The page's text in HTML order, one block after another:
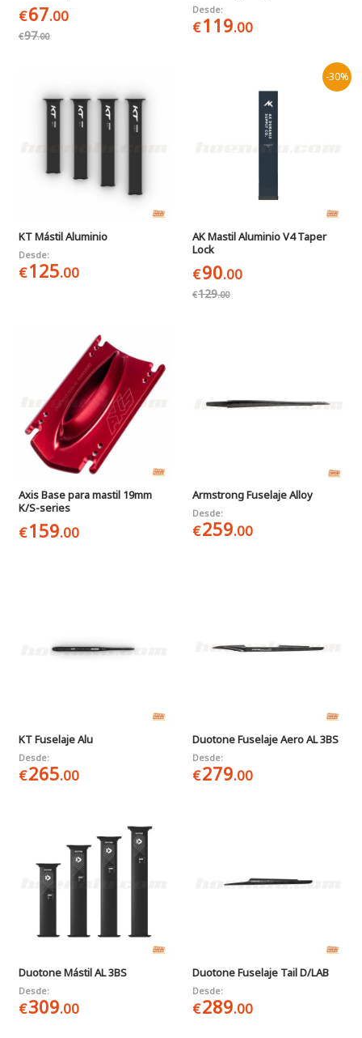
€67.00
€97.00
Desde:
€119.00
KT Mástil Aluminio
Desde:
€125.00
-30%
AK Mastil Aluminio V4 Taper
Lock
€90.00
€129.00
Axis Base para mastil 19mm
K/S-series
€159.00
Armstrong Fuselaje Alloy
Desde:
€259.00
KT Fuselaje Alu
Desde:
€265.00
Duotone Fuselaje Aero AL 3BS
Desde:
€279.00
Duotone Mástil AL 3BS
Desde:
€309.00
Duotone Fuselaje Tail D/LAB
Desde:
€289.00